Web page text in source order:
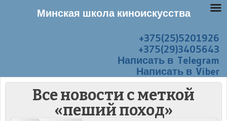
+375(25)5201926
+375(29)3405643
Написать в Telegram
Написать в Viber
Все новости с меткой
«пеший поход»
Минская школа киноискусства